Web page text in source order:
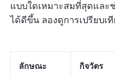
แบบใดเหมาะสมที่สุดและ
ได้ดีขึ้น ลองดูการเปรียบเ
ลักษณะ กิจวัตร